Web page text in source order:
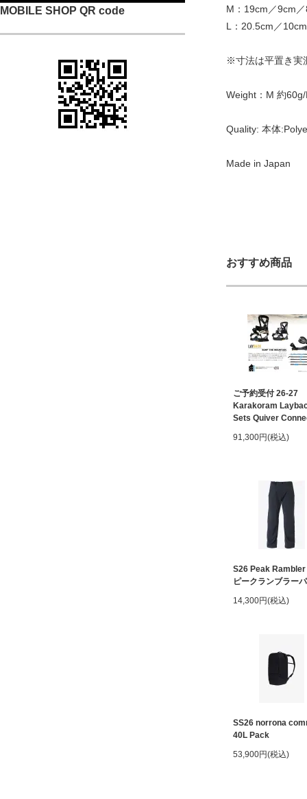
MOBILE SHOP QR code
M：19cm／9cm
L：20.5cm／
※寸法は平置き実
Weight：M 約
Quality: 本体
Made in Japan
おすすめ商品
ご予約受付 26-27
Karakoram
Sets Quiver
91,300円(税込)
S26 Peak
ピークランブラー
14,300円(税込)
SS26 norrona
40L Pack
53,900円(税込)